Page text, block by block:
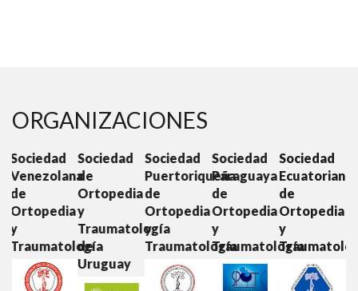
ORGANIZACIONES
Sociedad
de
Ortopedia
y
Traumatología
de
Uruguay
Sociedad
Puertoriqueña
de
Ortopedia
y
Traumatología
Sociedad
Paraguaya
de
Ortopedia
y
Traumatología
Sociedad
Ecuatoriana
de
Ortopedia
Traumatología
Sociedad
de
Ortopedia